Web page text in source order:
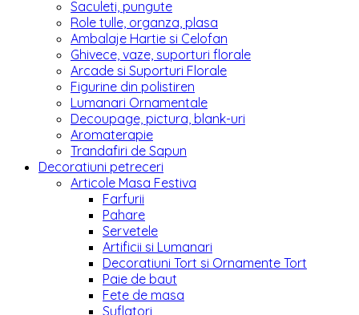
Saculeti, pungute
Role tulle, organza, plasa
Ambalaje Hartie si Celofan
Ghivece, vaze, suporturi florale
Arcade si Suporturi Florale
Figurine din polistiren
Lumanari Ornamentale
Decoupage, pictura, blank-uri
Aromaterapie
Trandafiri de Sapun
Decoratiuni petreceri
Articole Masa Festiva
Farfurii
Pahare
Servetele
Artificii si Lumanari
Decoratiuni Tort si Ornamente Tort
Paie de baut
Fete de masa
Suflatori